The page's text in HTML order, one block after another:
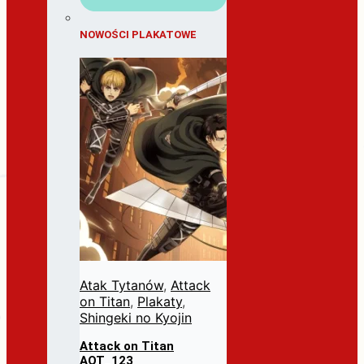
NOWOŚCI PLAKATOWE
Atak Tytanów, Attack
on Titan, Plakaty,
Shingeki no Kyojin
Attack on Titan
AOT_123